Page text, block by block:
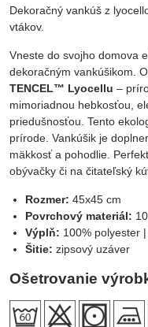
Dekoračný vankúš z
vtákov.
Vneste do svojho domova
dekoračným vankúšikom.
TENCEL™ Lyocellu –
mimoriadnou hebkosťou,
priedušnosťou. Tento
prírode. Vankúšik je
mäkkosť a pohodlie.
obývačky či na čitateľský
Rozmer: 45x45 cm
Povrchový materiál:
Výplň: 100% polyester
Šitie: zipsový uzáver
Ošetrovanie